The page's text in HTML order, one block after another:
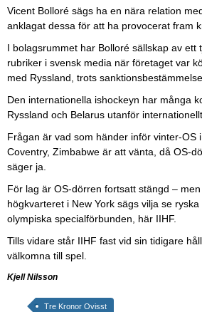
Vicent Bolloré sägs ha en nära relation
anklagat dessa för att ha provocerat fram
I bolagsrummet har Bolloré sällskap av
rubriker i svensk media när företaget var
med Ryssland, trots
Den internationella ishockeyn har många
Ryssland och Belarus utanför
Frågan är vad som händer inför vinter-
Coventry, Zimbabwe är att vänta, då OS-
säger ja.
För lag är OS-dörren fortsatt stängd –
högkvarteret i New York sägs vilja se
olympiska specialförbunden, här IIHF.
Tills vidare står IIHF fast vid sin tidigare
välkomna till spel.
Kjell Nilsson
Tre Kronor Ovisst